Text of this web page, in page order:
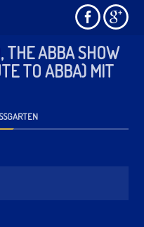
THE ABBA SHOW
TO ABBA) MIT